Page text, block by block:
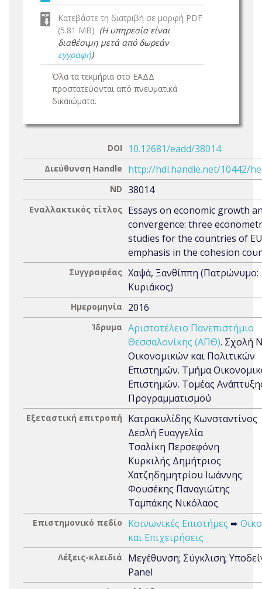
Κατεβάστε τη διατριβή σε μορφή PDF
(5.81 MB) (Η υπηρεσία είναι
διαθέσιμη μετά από δωρεάν
εγγραφή)
Όλα τα τεκμήρια στο ΕΑΔΔ
προστατεύονται από πνευματικά
δικαιώματα.
DOI 10.12681/eadd/38014
Διεύθυνση Handle http://hdl.handle.net/10442/
ND 38014
Εναλλακτικός τίτλος Essays on economic growth
convergence: three
studies for the countries of
emphasis in the cohesion
Συγγραφέας Χαψά, Ξανθίππη (Πατρώνυμο:
Κυριάκος)
Ημερομηνία 2016
Ίδρυμα Αριστοτέλειο Πανεπιστήμιο
Θεσσαλονίκης (ΑΠΘ). Σχολή
Οικονομικών και Πολιτικών
Επιστημών. Τμήμα
Επιστημών. Τομέας
Προγραμματισμού
Εξεταστική επιτροπή
Κατρακυλίδης Κωνσταντίνος
Δεσλή Ευαγγελία
Τσαλίκη Περσεφόνη
Κυρκιλής Δημήτριος
Χατζηδημητρίου Ιωάννης
Φουσέκης Παναγιώτης
Ταμπάκης Νικόλαος
Επιστημονικό πεδίο Κοινωνικές Επιστήμες ➨
και Επιχειρήσεις
Λέξεις-κλειδιά
Μεγέθυνση; Σύγκλιση;
Panel